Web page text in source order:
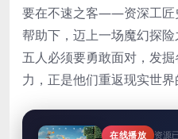
要在不速之客——资深工匠
帮助下，迈上一场魔幻探
五人必须要勇敢面对，发
力，正是他们重返现实世界
在线播放 资源